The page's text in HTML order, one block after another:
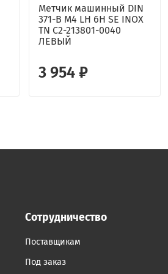
Метчик машинный DIN
371-B M4 LH 6H SE INOX
TN C2-213801-0040
ЛЕВЫЙ
3 954 ₽
Сотрудничество
Поставщикам
Под заказ